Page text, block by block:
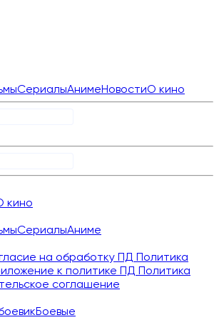
СериалыАнимеНовостиО кино
кино
СериалыАниме
на обработку ПД Политика
к политике ПД Политика
соглашение
Боевые